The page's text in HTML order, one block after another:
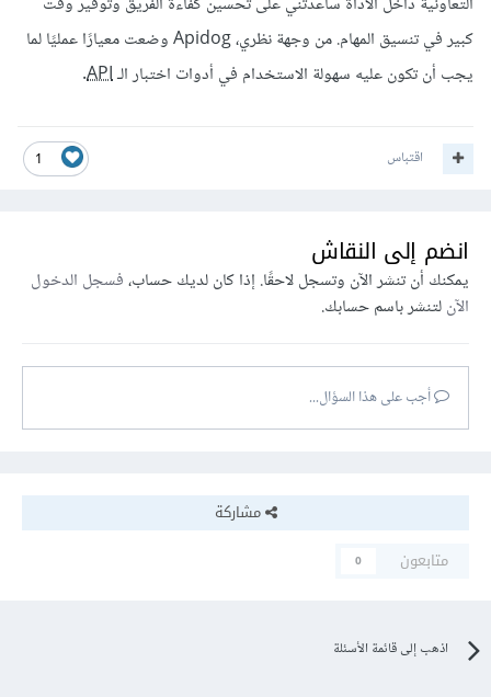
كبير في تنسيق المهام. من وجهة نظري، Apidog وضعت معيارًا عمليًا لما
يجب أن تكون عليه سهولة الاستخدام في أدوات اختبار الـAPI
.
1 اقتباس
انضم إلى النقاش
يمكنك أن تنشر الآن وتسجل لاحقًا. إذا كان لديك حساب،فسجل الدخول
الآنلتنشر باسم حسابك.
أجب على هذا السؤال...
مشاركة
متابعون
0
اذهب إلى قائمة الأسئلة